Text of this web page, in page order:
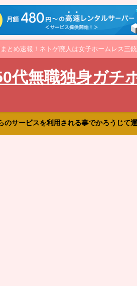
とめ速報！ネトゲ廃人は女子ホームレス三
代無職独身ガチ
サービスを利用される事でかろうじて